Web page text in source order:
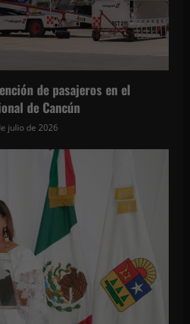
de pasajeros en el
de Cancún
julio de 2026